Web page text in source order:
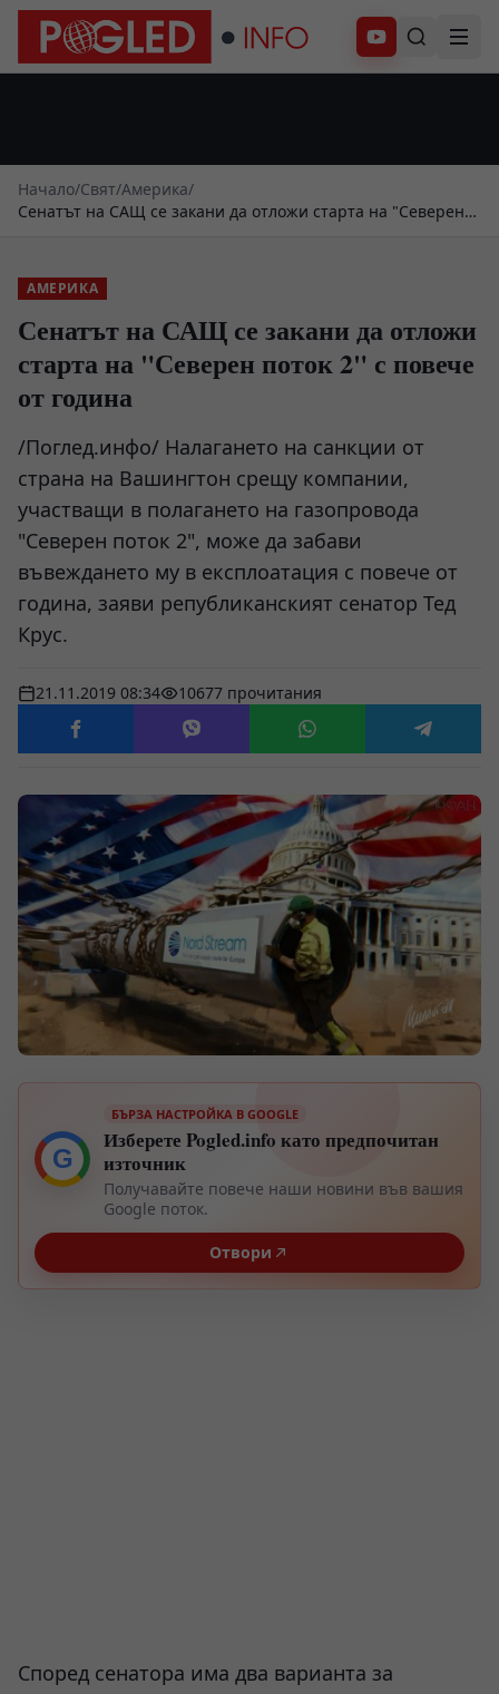
Абонирай се
Начало/Свят/Америка/
Сенатът на САЩ се закани да отложи старта на "Северен
АМЕРИКА
Сенатът на САЩ се закани да отложи
старта на "Северен поток 2" с повече
от година
/Поглед.инфо/ Налагането на санкции от
страна на Вашингтон срещу компании,
участващи в полагането на газопровода
"Северен поток 2", може да забави
въвеждането му в експлоатация с повече от
година, заяви републиканският сенатор Тед
Крус.
21.11.2019 08:34 10677 прочитания
G
БЪРЗА НАСТРОЙКА В GOOGLE
Изберете Pogled.info като предпочитан
източник
Получавайте повече наши новини във вашия
Google поток.
Отвори
Според сенатора има два варианта за